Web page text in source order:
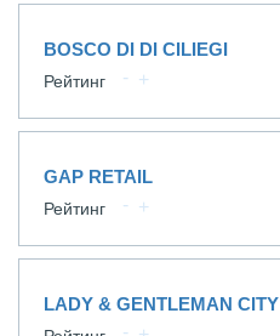
BOSCO DI DI CILIEGI
Рейтинг
GAP RETAIL
Рейтинг
LADY & GENTLEMAN CITY